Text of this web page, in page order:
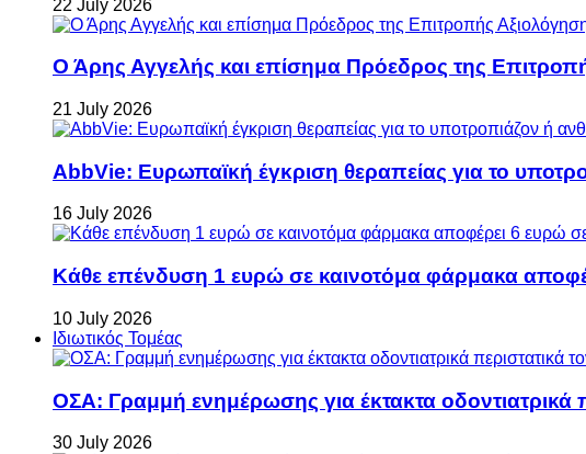
22 July 2026
Ο Άρης Αγγελής και επίσημα Πρόεδρος της
21 July 2026
AbbVie: Ευρωπαϊκή έγκριση θεραπείας για το
16 July 2026
Κάθε επένδυση 1 ευρώ σε καινοτόμα φάρμακα
10 July 2026
Ιδιωτικός Τομέας
ΟΣΑ: Γραμμή ενημέρωσης για έκτακτα οδοντιατρικά
30 July 2026